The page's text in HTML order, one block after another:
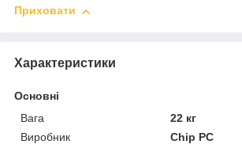
Приховати
Характеристики
Основні
Вага
22 кг
Виробник
Chip PC